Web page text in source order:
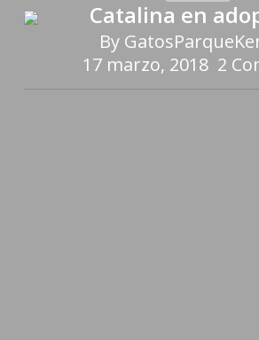
Catalina en
By
17 marzo, 2018 2